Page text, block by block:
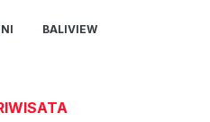
BALIVIEW